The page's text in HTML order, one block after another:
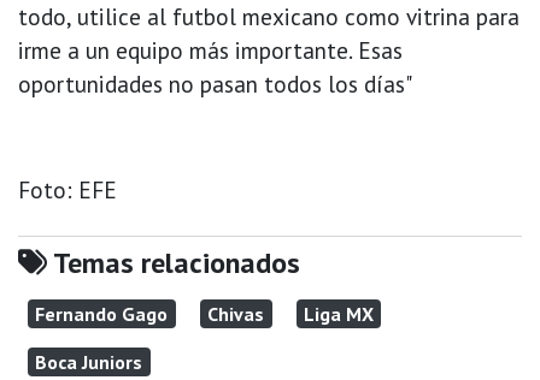
todo, utilice al futbol mexicano como vitrina para
irme a un equipo más importante. Esas
oportunidades no pasan todos los días"
Foto: EFE
Temas relacionados
Fernando Gago Chivas
Liga MX
Boca Juniors